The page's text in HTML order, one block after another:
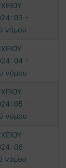
03 -
νόμου
04 -
νόμου
05 -
νόμου
06 -
νόμου